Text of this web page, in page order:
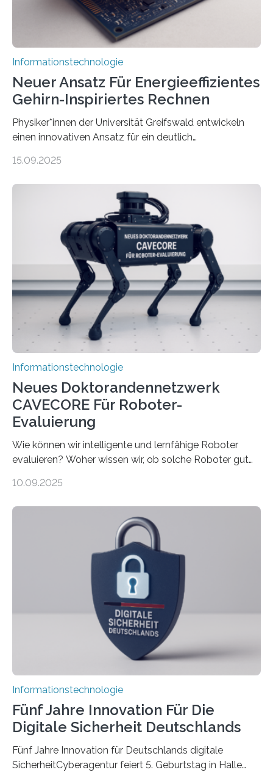
Informationstechnologie
Neuer Ansatz Für Energieeffizientes
Gehirn-Inspiriertes Rechnen
Physiker*innen der Universität Greifswald entwickeln
einen innovativen Ansatz für ein deutlich
Lösungsweg ist inspiriert vom menschlichen Gehirn. Die
stellt die heutige Computertechnik vor
Herausforderungen. Herkömmliche Silizium-
Prozessoren stoßen an ihre Grenzen: Sie verbrauchen
viel Energie, die Speicher- und Verarbeitungseinheiten
sind voneinander getrennt und die Datenübertragung
bremst komplexe Anwendungen aus. Da KI-Modelle
immer größer werden und riesige Datenmengen
verarbeiten müssen, steigt der Bedarf an neuen
Rechenarchitekturen. Neben Quantencomputern
rücken dabei insbesondere…
15.09.2025
Informationstechnologie
Neues Doktorandennetzwerk
CAVECORE Für Roboter-
Evaluierung
Wie können wir intelligente und lernfähige Roboter
evaluieren? Woher wissen wir, ob solche Roboter gut
sich CAVECORE – ein neues Marie Skłodowska-Curie
koordiniert wird. Ab dem 1. September werden sich
über einen Zeitraum von vier Jahren insgesamt 15
Promovierende im Rahmen von CAVECORE mit
kognitiven Robotern beschäftigen – also mit Robotern,
die mittels Sensoren ihre Umgebung erfassen,
Informationen verarbeiten und häufig auch mit…
10.09.2025
Informationstechnologie
Fünf Jahre Innovation Für Die
Digitale Sicherheit Deutschlands
Fünf Jahre Innovation für Deutschlands digitale
SicherheitCyberagentur feiert 5. Geburtstag in Halle